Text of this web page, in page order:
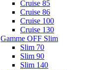
Cruise 85
Cruise 86
Cruise 100
Cruise 130
Gamme OFF Slim
Slim 70
Slim 90
Slim 140